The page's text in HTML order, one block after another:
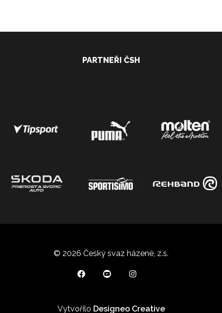
PARTNEŘI ČSH
© 2026 Český svaz házené, z.s.
Vytvořilo Designeo Creative